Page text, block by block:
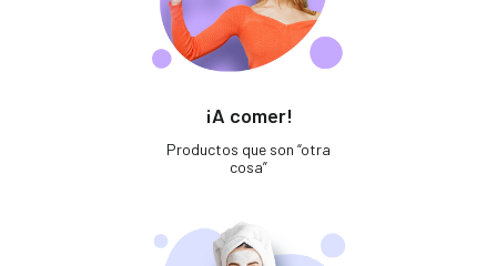
¡A comer!
Productos que son “otra
cosa”